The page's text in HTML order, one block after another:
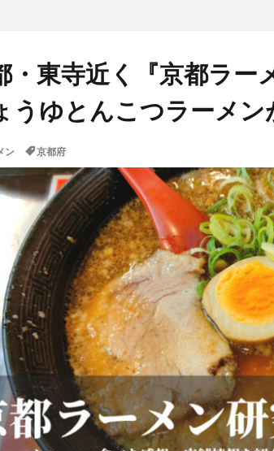
・東寺近く『京都ラー
うゆとんこつラーメン
ン 京都府